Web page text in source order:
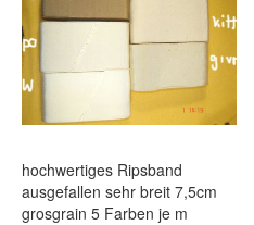
hochwertiges Ripsband
ausgefallen sehr breit 7,5cm
grosgrain 5 Farben je m